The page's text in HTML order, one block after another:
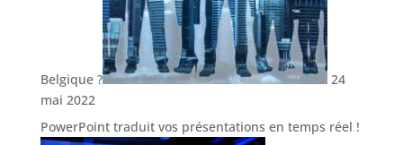
Belgique ?
24
mai 2022
PowerPoint traduit vos présentations en temps réel !